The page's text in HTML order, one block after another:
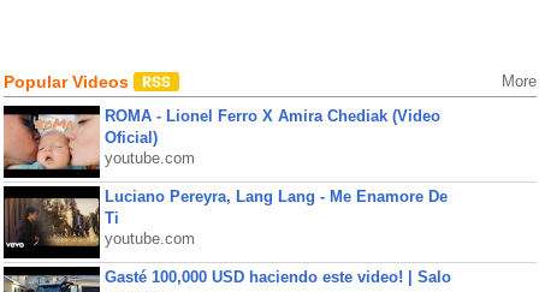
Popular Videos More
ROMA - Lionel Ferro X Amira Chediak (Video
Oficial)
youtube.com
Luciano Pereyra, Lang Lang - Me Enamore De
Ti
youtube.com
Gasté 100,000 USD haciendo este video! | Salo